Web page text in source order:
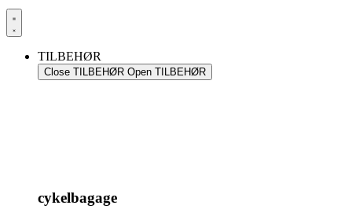
TILBEHØR
Close TILBEHØR Open TILBEHØR
cykelbagage